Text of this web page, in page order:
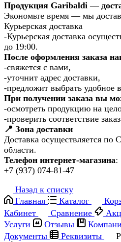
Продукция Garibaldi —
Экономьте время — мы
Курьерская доставка
-Курьерская доставка
до 19:00.
После оформления заказа
-свяжется с вами,
-уточнит адрес доставки,
-предложит выбрать удобное
При получении заказа вы
-осмотреть продукцию на
-проверить соответствие
📍 Зона доставки
Доставка осуществляется по
области.
Телефон интернет-магазина:
+7 (937) 074-81-47
Назад к списку
Главная
Каталог
Кабинет
Сравнение
Услуги
Отзывы
Документы
Реквизиты